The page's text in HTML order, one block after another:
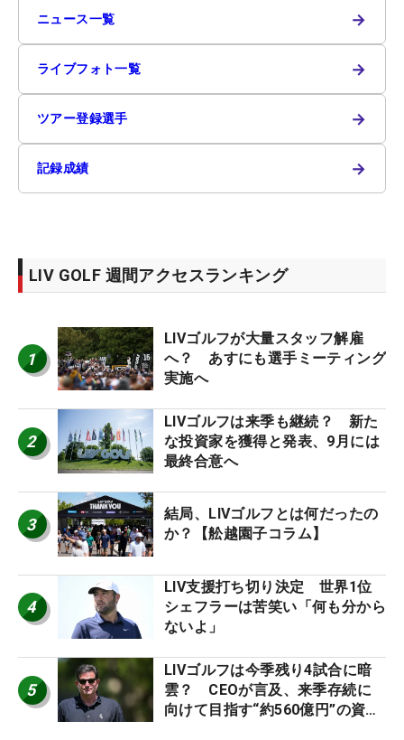
ニュース一覧 →
ライブフォト一覧 →
ツアー登録選手 →
記録成績 →
LIV GOLF 週間アクセスランキング
1
LIVゴルフが大量スタッフ解雇
へ？ あすにも選手ミーティング
実施へ
2
LIVゴルフは来季も継続？ 新た
な投資家を獲得と発表、9月には
最終合意へ
3
結局、LIVゴルフとは何だったの
か？【舩越園子コラム】
4
LIV支援打ち切り決定 世界1位
シェフラーは苦笑い「何も分から
ないよ」
5
LIVゴルフは今季残り4試合に暗
雲？ CEOが言及、来季存続に
向けて目指す“約560億円”の資金